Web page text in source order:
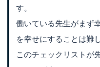
す。
働いている先生がまず
を幸せにすることは難
このチェックリストが